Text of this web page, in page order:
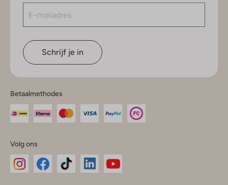
Schrijf je in
Betaalmethodes
Volg ons